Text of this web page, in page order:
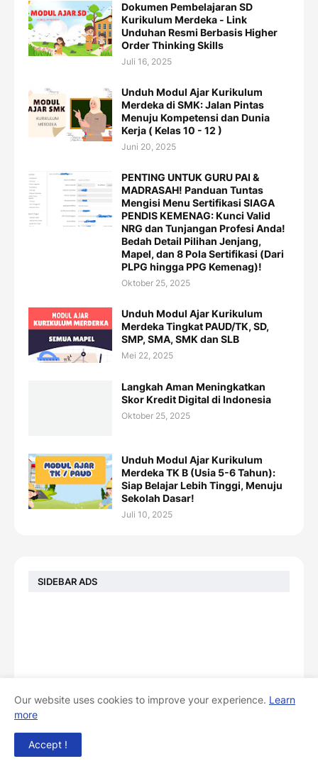
Dokumen Pembelajaran SD
Kurikulum Merdeka - Link
Unduhan Resmi Berbasis Higher
Order Thinking Skills
Juli 16, 2025
Unduh Modul Ajar Kurikulum
Merdeka di SMK: Jalan Pintas
Menuju Kompetensi dan Dunia
Kerja ( Kelas 10 - 12 )
Juni 20, 2025
PENTING UNTUK GURU PAI &
MADRASAH! Panduan Tuntas
Mengisi Menu Sertifikasi SIAGA
PENDIS KEMENAG: Kunci Valid
NRG dan Tunjangan Profesi Anda!
Bedah Detail Pilihan Jenjang,
Mapel, dan 8 Pola Sertifikasi (Dari
PLPG hingga PPG Kemenag)!
Oktober 25, 2025
Unduh Modul Ajar Kurikulum
Merdeka Tingkat PAUD/TK, SD,
SMP, SMA, SMK dan SLB
Mei 22, 2025
Langkah Aman Meningkatkan
Skor Kredit Digital di Indonesia
Oktober 25, 2025
Unduh Modul Ajar Kurikulum
Merdeka TK B (Usia 5-6 Tahun):
Siap Belajar Lebih Tinggi, Menuju
Sekolah Dasar!
Juli 10, 2025
SIDEBAR ADS
Our website uses cookies to improve your experience. Learn
more
Accept !